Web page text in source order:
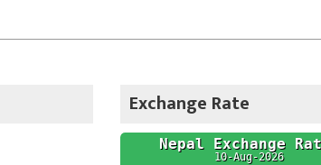
Exchange Rate